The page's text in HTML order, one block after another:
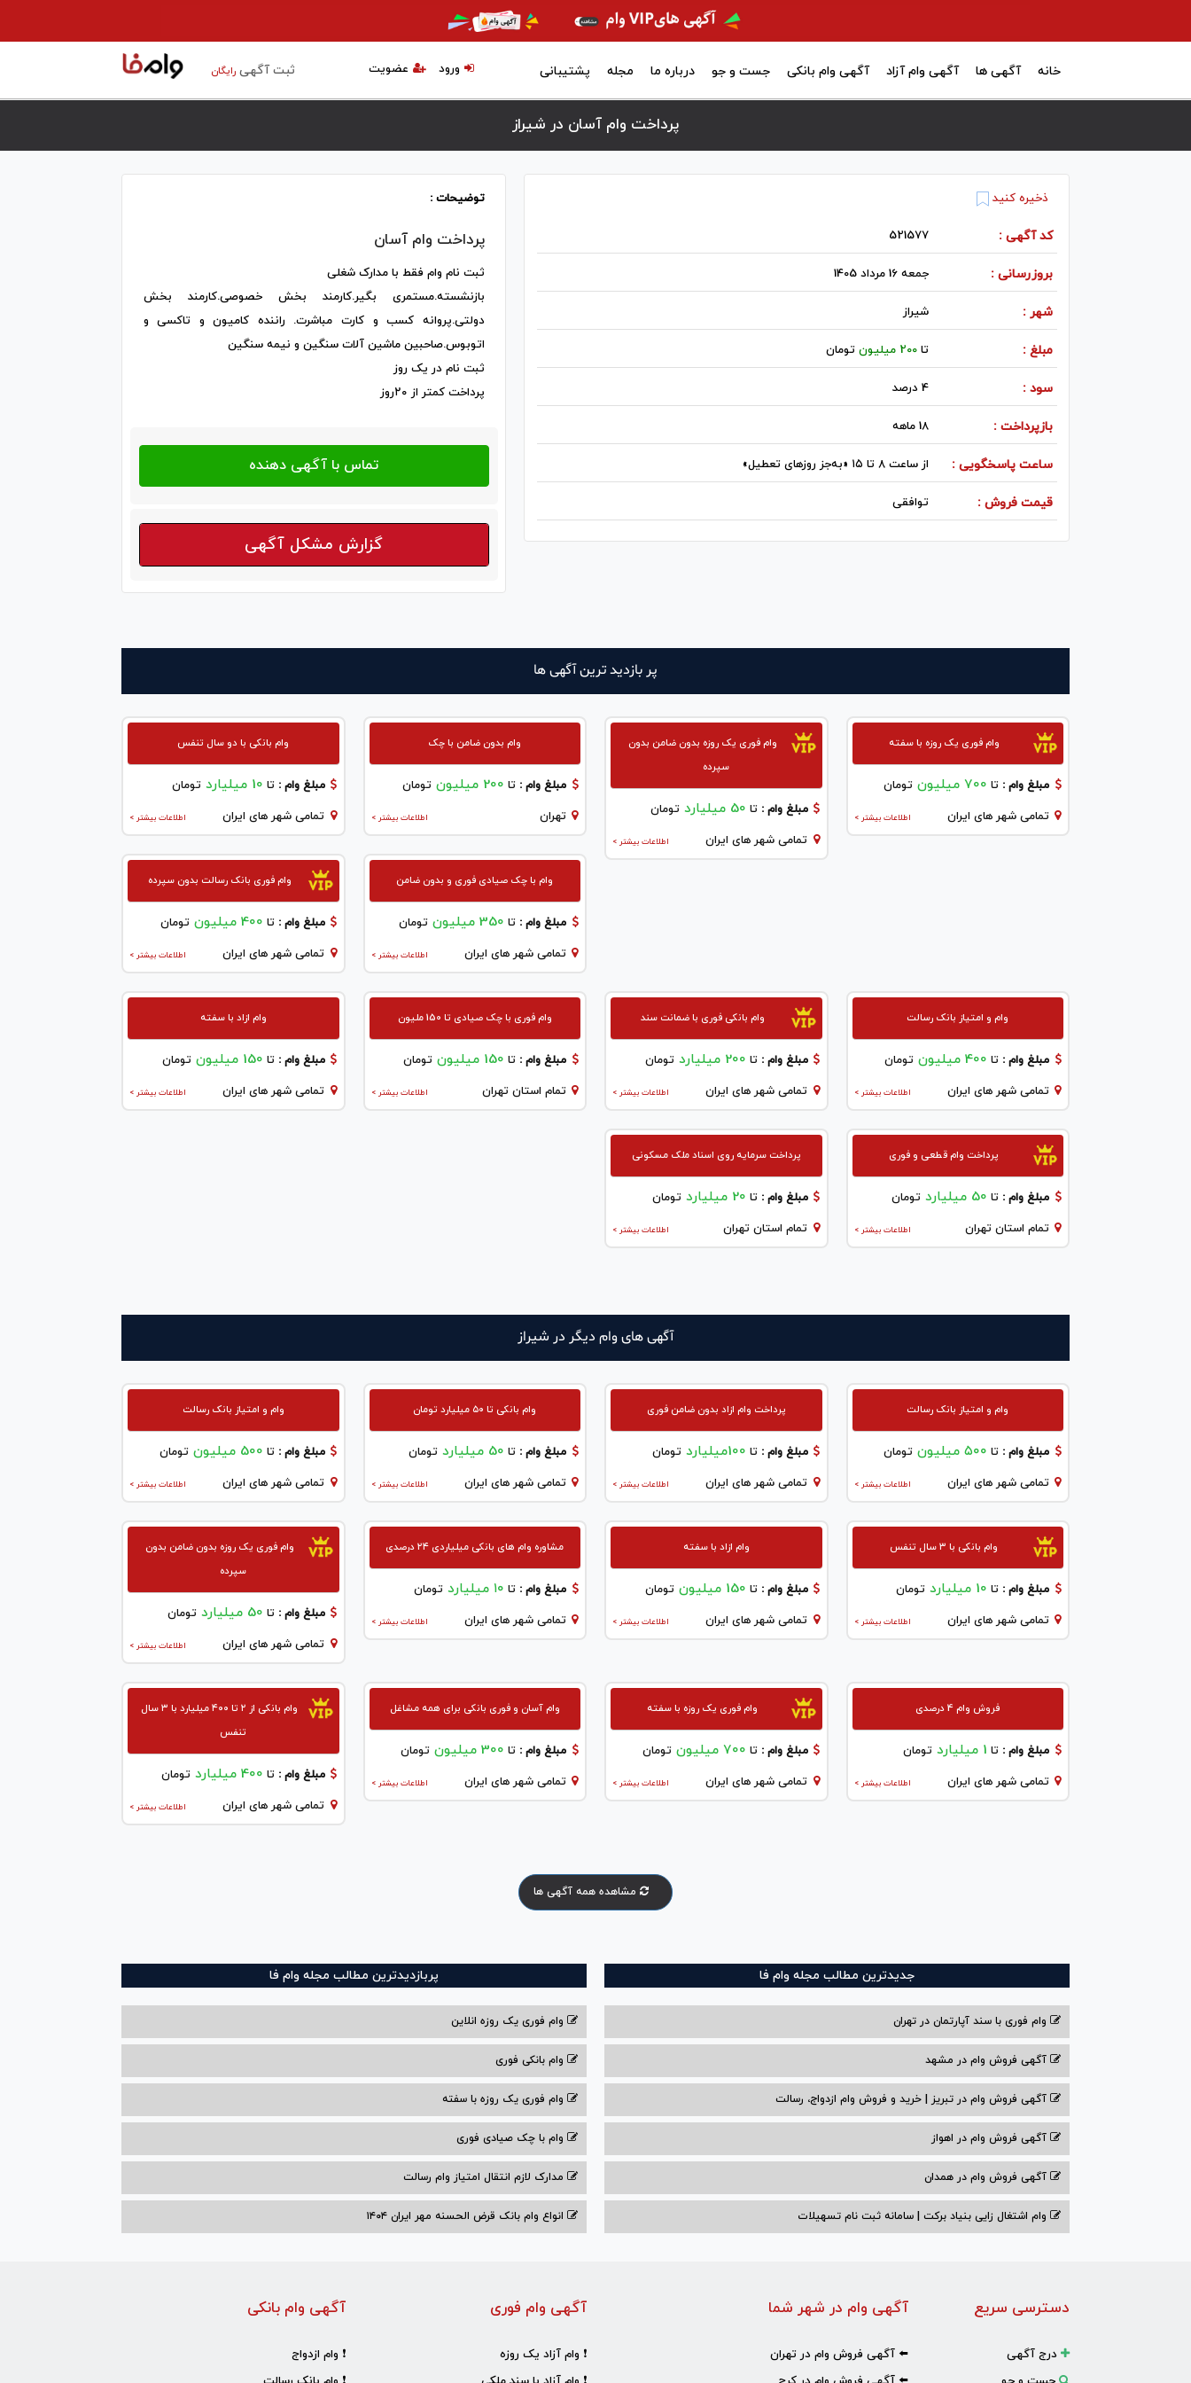
ثبت آگهیرایگان عضویت ورود خانه آگهی ها آگهی وام آزاد آگهی وام بانکی جست و جو درباره ما مجله پشتیبانی
پرداخت وام آسان در شيراز
ذخیره کنید
کد آگهی : 521577
بروزرسانی : جمعه 16 مرداد 1405
شهر : شيراز
مبلغ : تا200 میلیون تومان
سود : 4 درصد
بازپرداخت : 18 ماهه
ساعت پاسخگویی : از ساعت ۸ تا ۱۵ «به‌جز روزهای تعطیل»
قیمت فروش : توافقی
توضیحات :
پرداخت وام آسان
ثبت نام وام فقط با مدارک شغلی
بازنشسته.مستمری بگیر.کارمند بخش خصوصی.کارمند بخش
دولتی.پروانه کسب و کارت مباشرت. راننده کامیون و تاکسی و
اتوبوس.صاحبین ماشین آلات سنگین و نیمه سنگین
ثبت نام در یک روز
پرداخت کمتر از ۲۰روز
گزارش مشکل آگهی
پر بازدید ترین آگهی ها
وام فوری یک روزه با سفته
مبلغ وام : تا 700 میلیون تومان
اطلاعات بیشتر > تمامی شهر های ایران
وام فوری یک روزه بدون ضامن بدون
سپرده
مبلغ وام :تا 50 میلیارد تومان
اطلاعات بیشتر > تمامی شهر های ایران
وام بدون ضامن با چک
مبلغ وام : تا 200 میلیون تومان
اطلاعات بیشتر > تهران
وام بانکی با دو سال تنفس
مبلغ وام :تا 10 میلیارد تومان
اطلاعات بیشتر > تمامی شهر های ایران
وام با چک صیادی فوری و بدون ضامن
مبلغ وام : تا 350 میلیون تومان
اطلاعات بیشتر > تمامی شهر های ایران
وام فوری بانک رسالت بدون سپرده
مبلغ وام :تا 400 میلیون تومان
اطلاعات بیشتر > تمامی شهر های ایران
وام و امتیاز بانک رسالت
مبلغ وام : تا 400 میلیون تومان
اطلاعات بیشتر > تمامی شهر های ایران
وام بانکی فوری با ضمانت سند
مبلغ وام :تا 200 میلیارد تومان
اطلاعات بیشتر > تمامی شهر های ایران
وام فوری با چک صیادی تا 150 ملیون
مبلغ وام : تا 150 میلیون تومان
اطلاعات بیشتر > تمام استان تهران
وام ازاد با سفته
مبلغ وام :تا 150 میلیون تومان
اطلاعات بیشتر > تمامی شهر های ایران
پرداخت وام قطعی و فوری
مبلغ وام : تا 50 میلیارد تومان
اطلاعات بیشتر > تمام استان تهران
پرداخت سرمایه روی اسناد ملک مسکونی
مبلغ وام :تا 20 میلیارد تومان
اطلاعات بیشتر > تمام استان تهران
آگهی های وام دیگر در شيراز
وام و امتیاز بانک رسالت
مبلغ وام : تا ۵۰۰ میلیون تومان
اطلاعات بیشتر > تمامی شهر های ایران
پرداخت وام ازاد بدون ضامن فوری
مبلغ وام :تا 100میلیارد تومان
اطلاعات بیشتر > تمامی شهر های ایران
وام بانکی تا ۵۰ میلیارد تومان
مبلغ وام : تا 50 میلیارد تومان
اطلاعات بیشتر > تمامی شهر های ایران
وام و امتیاز بانک رسالت
مبلغ وام :تا 500 میلیون تومان
اطلاعات بیشتر > تمامی شهر های ایران
وام بانکی با ۳ سال تنفس
مبلغ وام : تا 10 میلیارد تومان
اطلاعات بیشتر > تمامی شهر های ایران
وام ازاد با سفته
مبلغ وام :تا 150 میلیون تومان
اطلاعات بیشتر > تمامی شهر های ایران
مشاوره وام های بانکی میلیاردی ۲۴ درصدی
مبلغ وام : تا ۱۰ میلیارد تومان
اطلاعات بیشتر > تمامی شهر های ایران
وام فوری یک روزه بدون ضامن بدون
سپرده
مبلغ وام :تا 50 میلیارد تومان
اطلاعات بیشتر > تمامی شهر های ایران
فروش وام 4 درصدی
مبلغ وام : تا 1 میلیارد تومان
اطلاعات بیشتر > تمامی شهر های ایران
وام فوری یک روزه با سفته
مبلغ وام :تا 700 میلیون تومان
اطلاعات بیشتر > تمامی شهر های ایران
وام آسان و فوری بانکی برای همه مشاغل
مبلغ وام : تا 300 میلیون تومان
اطلاعات بیشتر > تمامی شهر های ایران
وام بانکی از ۲ تا ۴۰۰ میلیارد با ۳ سال
تنفس
مبلغ وام :تا 400 میلیارد تومان
اطلاعات بیشتر > تمامی شهر های ایران
مشاهده همه آگهی ها
جدیدترین مطالب مجله وام فا
وام فوری با سند آپارتمان در تهران
آگهی فروش وام در مشهد
آگهی فروش وام در تبریز | خرید و فروش وام ازدواج، رسالت
آگهی فروش وام در اهواز
آگهی فروش وام در همدان
وام اشتغال زایی بنیاد برکت | سامانه ثبت نام تسهیلات
پربازدیدترین مطالب مجله وام فا
وام فوری یک روزه انلاین
وام بانکی فوری
وام فوری یک روزه با سفته
وام با‌ چک صیادی‌ فوری
مدارک لازم انتقال امتیاز وام رسالت
انواع وام بانک قرض الحسنه مهر ایران ۱۴۰۴
آگهی وام بانکی
❗ وام ازدواج
آگهی وام فوری
❗ وام آزاد یک روزه
آگهی وام در شهر شما
⬅️ آگهی فروش وام در تهران
دسترسی سریع
درج آگهی